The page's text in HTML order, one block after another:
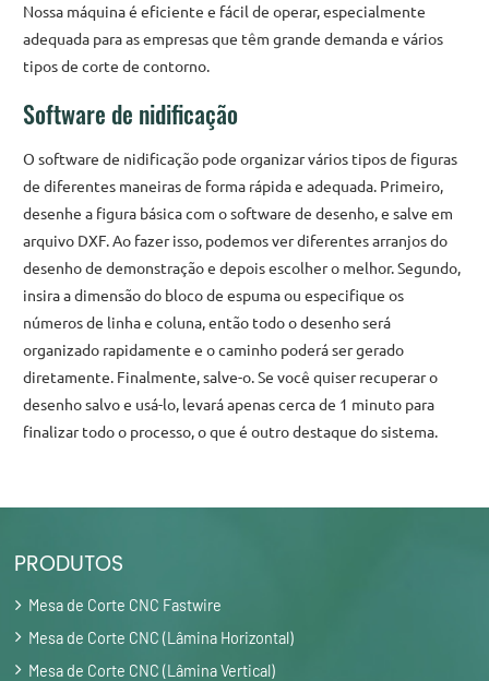
Nossa máquina é eficiente e fácil de operar, especialmente
adequada para as empresas que têm grande demanda e vários
tipos de corte de contorno.
Software de nidificação
O software de nidificação pode organizar vários tipos de figuras
de diferentes maneiras de forma rápida e adequada. Primeiro,
desenhe a figura básica com o software de desenho, e salve em
arquivo DXF. Ao fazer isso, podemos ver diferentes arranjos do
desenho de demonstração e depois escolher o melhor. Segundo,
insira a dimensão do bloco de espuma ou especifique os
números de linha e coluna, então todo o desenho será
organizado rapidamente e o caminho poderá ser gerado
diretamente. Finalmente, salve-o. Se você quiser recuperar o
desenho salvo e usá-lo, levará apenas cerca de 1 minuto para
finalizar todo o processo, o que é outro destaque do sistema.
PRODUTOS
Mesa de Corte CNC Fastwire
Mesa de Corte CNC (Lâmina Horizontal)
Mesa de Corte CNC (Lâmina Vertical)